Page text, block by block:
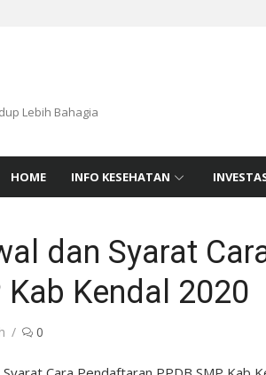
Lebih Bahagia
HOME INFO KESEHATAN
dan Syarat
Kab Kendal 2020
0